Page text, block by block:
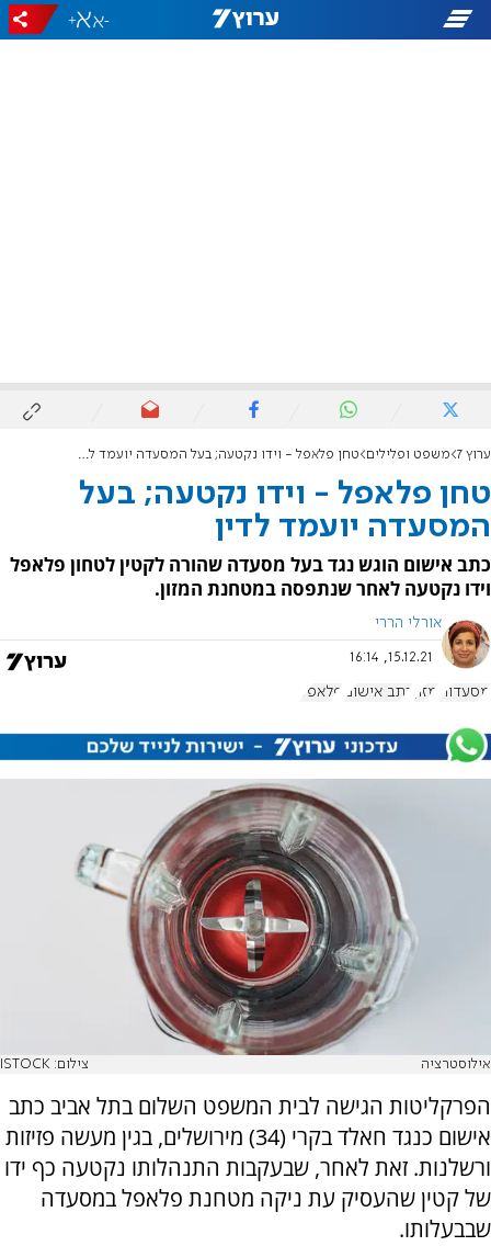
-
+
ערוץ 7 משפט ופלילים טחן פלאפל - וידו נקטעה; בעל המסעדה יועמד לדין
טחן פלאפל - וידו נקטעה; בעל
המסעדה יועמד לדין
כתב אישום הוגש נגד בעל מסעדה שהורה לקטין לטחון פלאפל
וידו נקטעה לאחר שנתפסה במטחנת המזון.
אורלי הררי
15.12.21, 16:14
מסעדות מזון כתב אישום פלאפל
אילוסטרציה צילום: ISTOCK
הפרקליטות הגישה לבית המשפט השלום בתל אביב כתב
אישום כנגד חאלד בקרי (34) מירושלים, בגין מעשה פזיזות
ורשלנות. זאת לאחר, שבעקבות התנהלותו נקטעה כף ידו
של קטין שהעסיק עת ניקה מטחנת פלאפל במסעדה
שבבעלותו.